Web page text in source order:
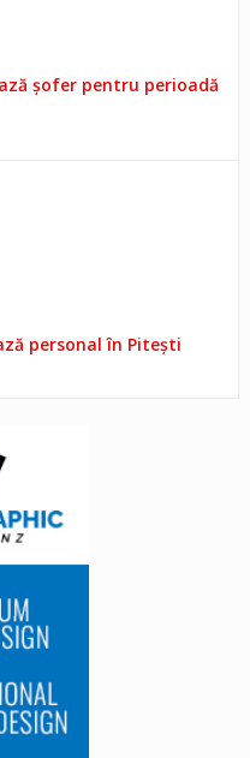
șofer pentru perioadă
personal în Pitești